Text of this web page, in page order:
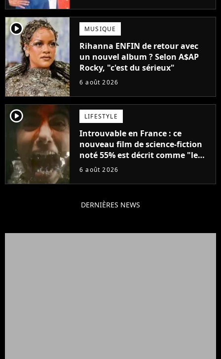
player2 MUSIQUE
Rihanna ENFIN de retour avec
un nouvel album ? Selon A$AP
Rocky, "c'est du sérieux"
6 août 2026
player2 LIFESTYLE
Introuvable en France : ce
nouveau film de science-fiction
noté 55% est décrit comme "le
plus stupide de l'année"
6 août 2026
DERNIÈRES NEWS